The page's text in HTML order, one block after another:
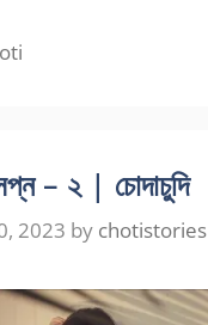
– ২ | চোদাচুদি
2023 by chotistories